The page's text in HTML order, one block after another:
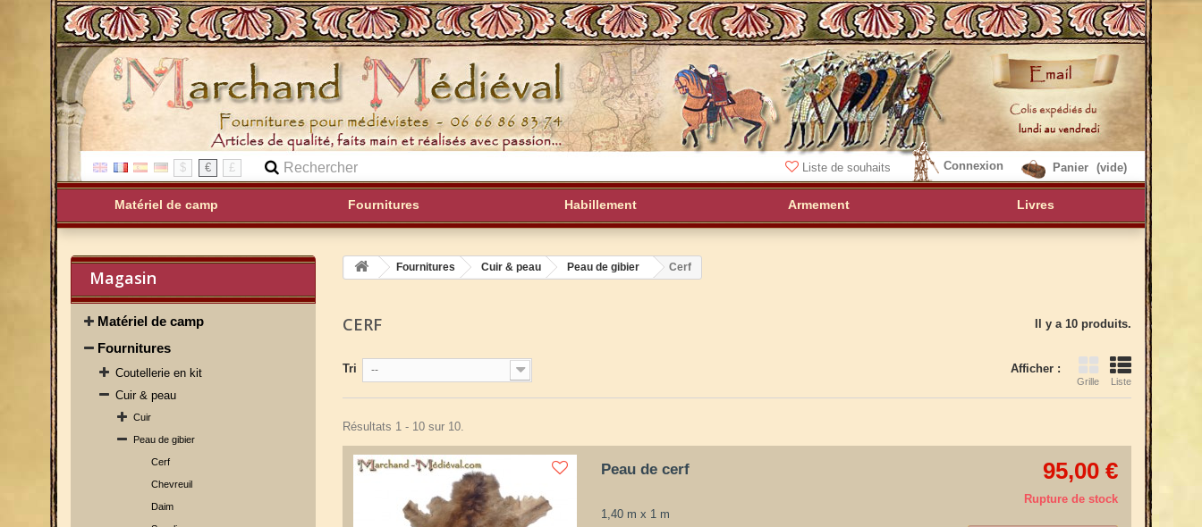
Panier (vide)
Connexion
$ € £ Liste de souhaits
Matériel de camp Fournitures Habillement Armement Livres
Magasin
Matériel de camp
Fournitures
Coutellerie en kit
Cuir & peau
Cuir
Peau de gibier
Cerf
Chevreuil
Daim
Fournitures Cuir & peau Peau de gibier Cerf
CERF Il y a 10 produits.
Afficher :
Grille Liste
Tri --
Résultats 1 - 10 sur 10.
Peau de cerf
1,40 m x 1 m
95,00 €
Rupture de stock